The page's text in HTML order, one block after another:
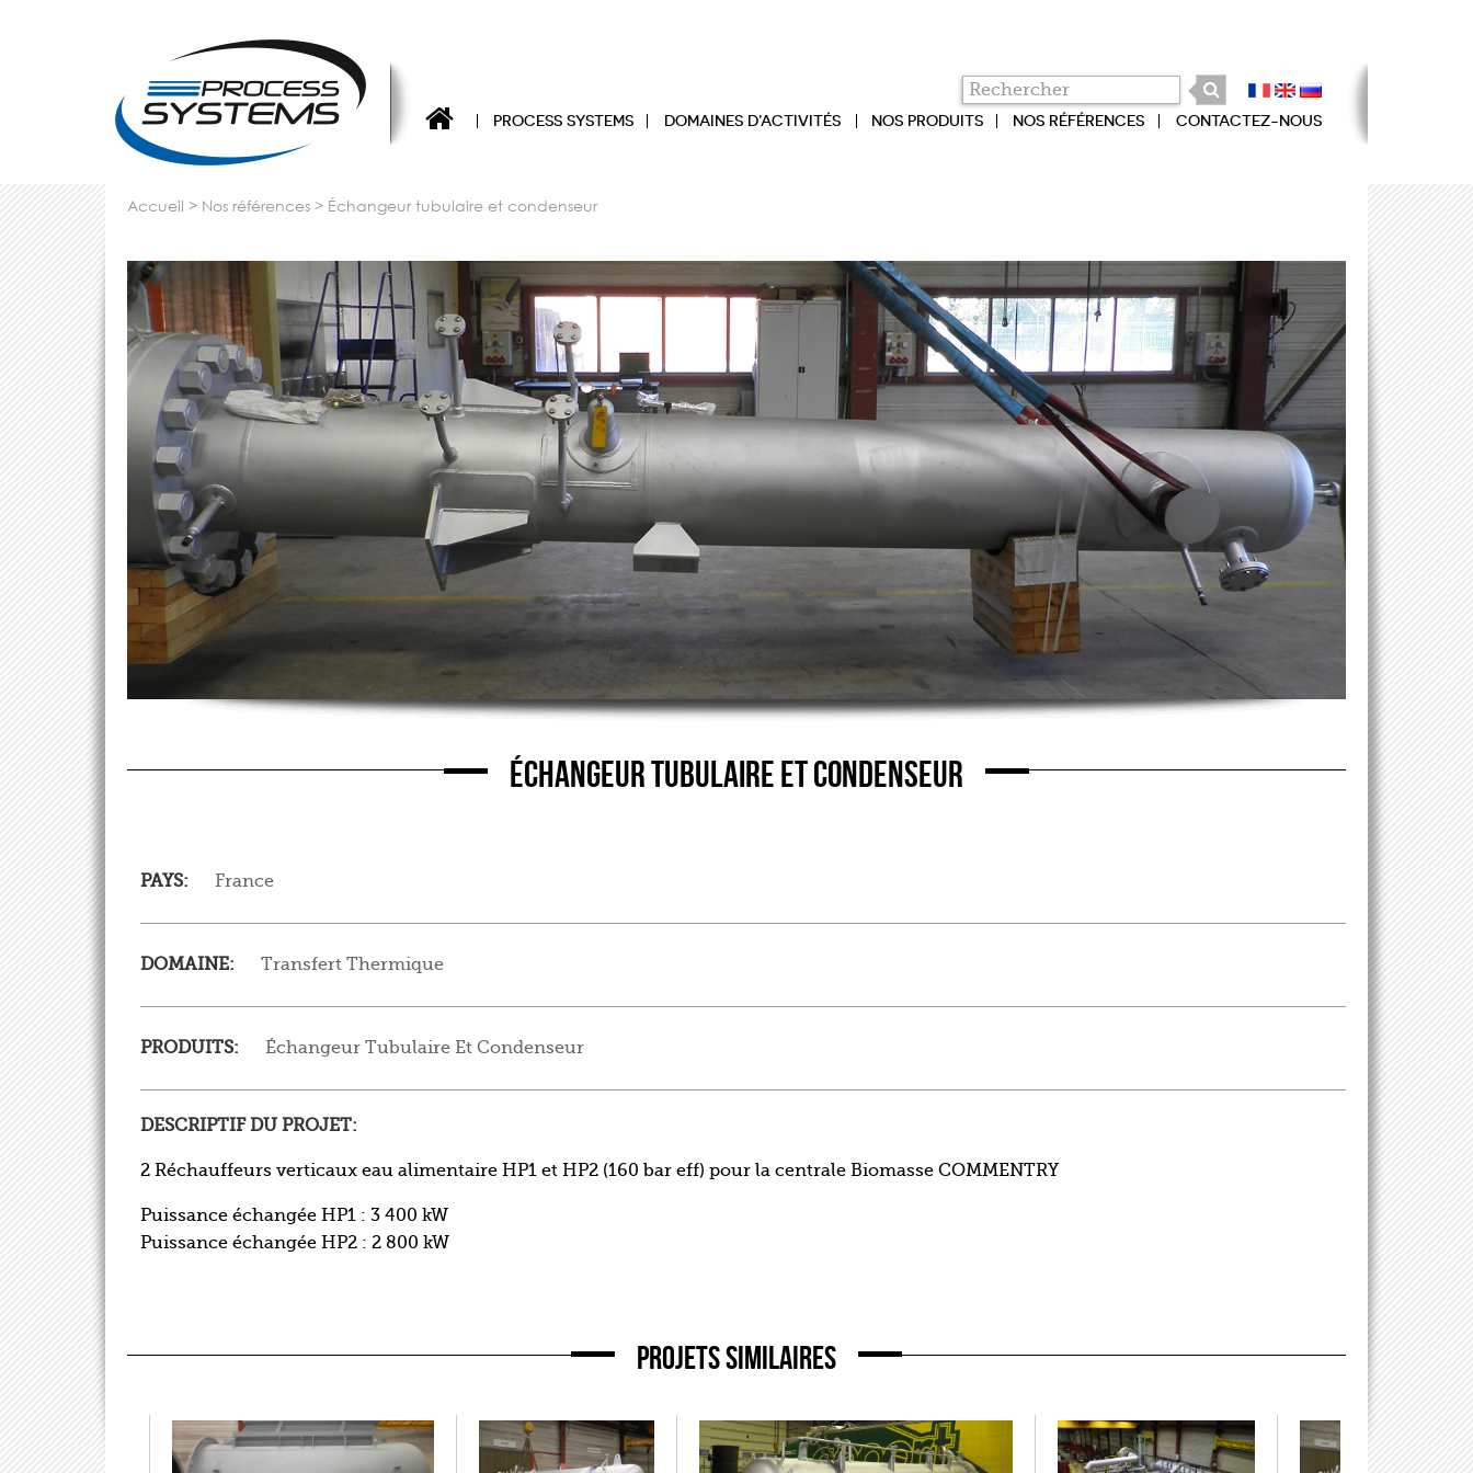
PROCESS SYSTEMS DOMAINES D’ACTIVITÉS NOS PRODUITS NOS RÉFÉRENCES CONTACTEZ-NOUS
accueil > nos références > échangeur tubulaire et condenseur
ÉCHANGEUR TUBULAIRE ET CONDENSEUR
PAYS: France
DOMAINE: Transfert Thermique
PRODUITS: Échangeur Tubulaire Et Condenseur
DESCRIPTIF DU PROJET:
2 Réchauffeurs verticaux eau alimentaire HP1 et HP2 (160 bar eff) pour la centrale Biomasse COMMENTRY
Puissance échangée HP1 : 3 400 kW
Puissance échangée HP2 : 2 800 kW
PROJETS SIMILAIRES